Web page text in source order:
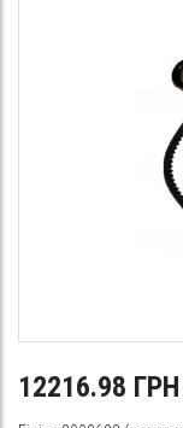
12216.98 ГРН